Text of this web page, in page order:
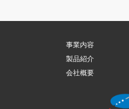
事業内容
製品紹介
会社概要